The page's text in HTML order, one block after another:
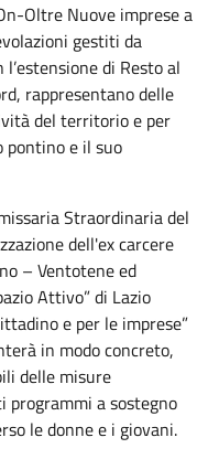
Oltre Nuove imprese a
gestiti da
di Resto al
rappresentano delle
del territorio e per
pontino e il suo
Straordinaria del
dell'ex carcere
– Ventotene ed
Attivo” di Lazio
e per le imprese”
in modo concreto,
delle misure
programmi a sostegno
le donne e i giovani.